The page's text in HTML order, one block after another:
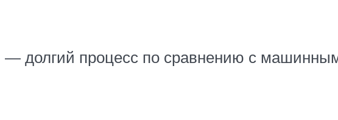
долгий процесс по сравнению с